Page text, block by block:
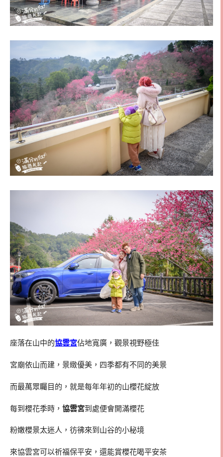
座落在山中的協雲宮佔地寬廣，觀景視野極佳
宮廟依山而建，景緻優美，四季都有不同的美景
而最萬眾矚目的，就是每年年初的山櫻花綻放
每到櫻花季時， 協雲宮到處便會開滿櫻花
粉嫩櫻景太迷人，彷彿來到山谷的小秘境
來協雲宮可以祈福保平安，還能賞櫻花喝平安茶